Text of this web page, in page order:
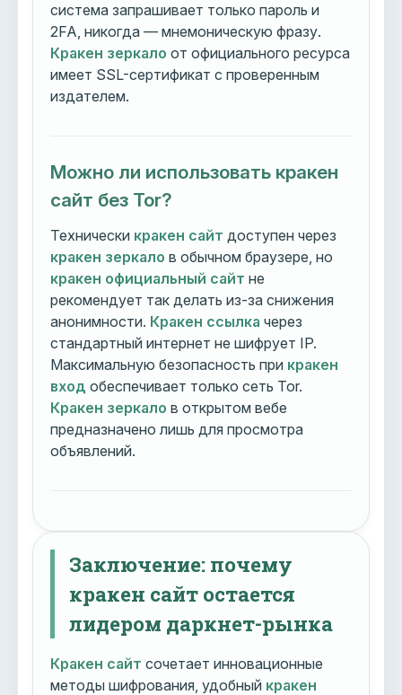
система запрашивает только пароль и
2FA, никогда — мнемоническую фразу.
Кракен зеркало от официального ресурса
имеет SSL-сертификат с проверенным
издателем.
Можно ли использовать кракен
сайт без Tor?
Технически кракен сайт доступен через
кракен зеркало в обычном браузере, но
кракен официальный сайт не
рекомендует так делать из-за снижения
анонимности. Кракен ссылка через
стандартный интернет не шифрует IP.
Максимальную безопасность при кракен
вход обеспечивает только сеть Tor.
Кракен зеркало в открытом вебе
предназначено лишь для просмотра
объявлений.
Заключение: почему
кракен сайт остается
лидером даркнет-рынка
Кракен сайт сочетает инновационные
методы шифрования, удобный кракен